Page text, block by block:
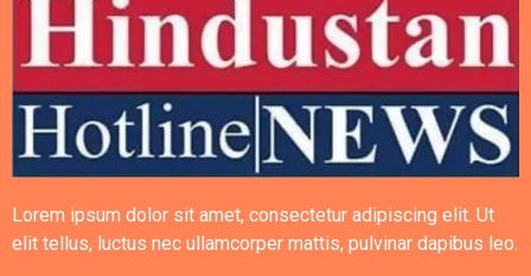
Lorem ipsum dolor sit amet, consectetur adipiscing elit. Ut
elit tellus, luctus nec ullamcorper mattis, pulvinar dapibus leo.